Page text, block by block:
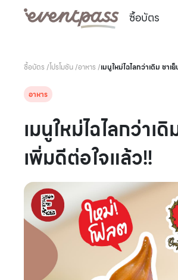
ซื้อบัตร
ซื้อบัตร /โปรโมชัน/อาหาร /เมนูใหม่ไฉไลกว่าเดิม ชา
อาหาร
เมนูใหม่ไฉไลกว่า
เพิ่มดีต่อใจแล้ว!!